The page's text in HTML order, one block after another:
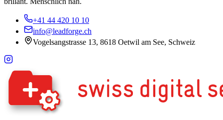
+41 44 420 10 10
info@leadforge.ch
Vogelsangstrasse 13, 8618 Oetwil am See, Schweiz